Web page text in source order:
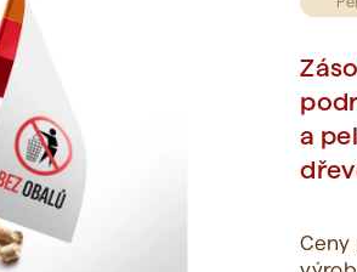
Nebyly nalezeny žádné
a
Ceny